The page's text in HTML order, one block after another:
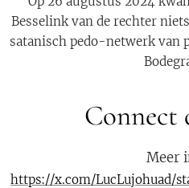
Besselink van de rechter
satanisch pedo-netwerk van
Connect
Meer
https://x.com/LucLujohuad/